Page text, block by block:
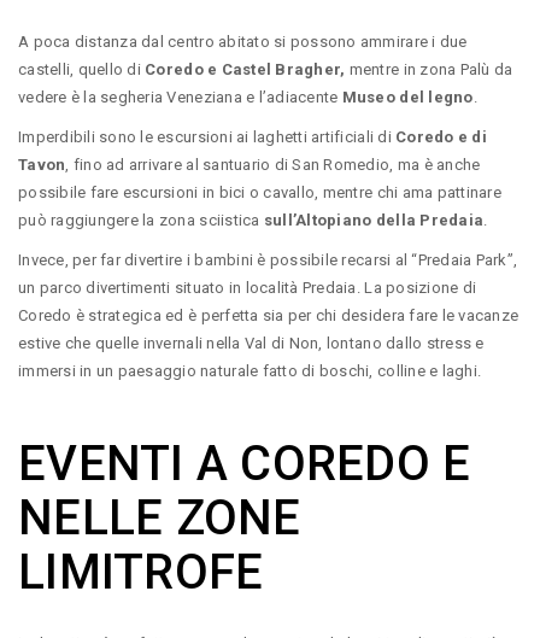
A poca distanza dal centro abitato si possono ammirare i due
castelli, quello di Coredo e Castel Bragher, mentre in zona Palù da
vedere è la segheria Veneziana e l’adiacente Museo del legno
Imperdibili sono le escursioni ai laghetti artificiali di Coredo e di
Tavon , fino ad arrivare al santuario di San Romedio, ma è anche
possibile fare escursioni in bici o cavallo, mentre chi ama pattinare
può raggiungere la zona sciistica sull’Altopiano della Predaia
Invece, per far divertire i bambini è possibile recarsi al “Predaia Park”,
un parco divertimenti situato in località Predaia. La posizione di
Coredo è strategica ed è perfetta sia per chi desidera fare le vacanze
estive che quelle invernali nella Val di Non, lontano dallo stress e
immersi in un paesaggio naturale fatto di boschi, colline e laghi.
EVENTI A COREDO E
NELLE ZONE
LIMITROFE